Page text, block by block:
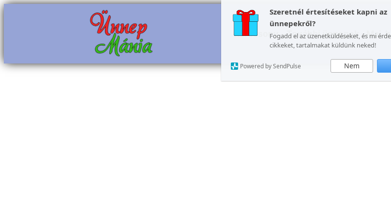
Szeretnél értesítéseket kapni az
ünnepekről?
Fogadd el az üzenetküldéseket, és mi
cikkeket, tartalmakat küldünk neked!
Nem
Powered by SendPulse
Ugrás
Karácsony További ünnepek Mai,